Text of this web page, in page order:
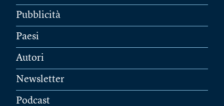
Pubblicità
Paesi
Autori
Newsletter
Podcast